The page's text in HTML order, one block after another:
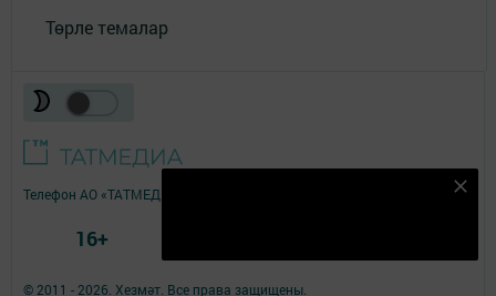
Төрле темалар
© 2011 - 2026. Хезмәт. Все права защищены.
Телефон АО «ТАТМЕДИА»:
16+